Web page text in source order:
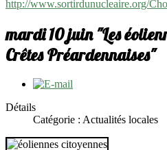
http://www.sortirdunucleaire.org/
mardi 10 juin "Les
Crêtes Préardennaises"
Détails
Catégorie : Actualités locales